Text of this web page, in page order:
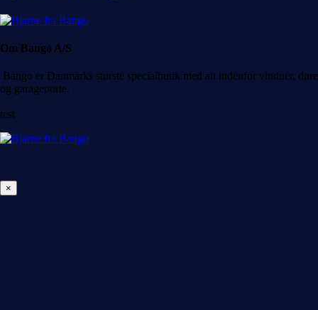
Om Bango A/S
Bango er Danmarks største specialbutik med alt indenfor vinduer, døre
og garageporte.
test
×